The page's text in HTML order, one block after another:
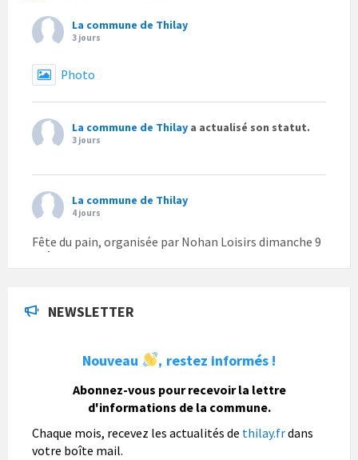
La commune de Thilay
3 jours
Photo
La commune de Thilay a actualisé son statut.
3 jours
La commune de Thilay
4 jours
Fête du pain, organisée par Nohan Loisirs dimanche 9
août.
La commune de Thilay souhaite associer sa
population mais également les visiteurs à son
bulletin municipal annuel en organisant un concours
photo gratuit OUVERT À TOUS.
Vous pouvez envoyer vos photo...Lire la suite
NEWSLETTER
Nouveau , restez informés !
Abonnez-vous pour recevoir la lettre
d'informations de la commune.
Chaque mois, recevez les actualités de thilay.frdans
votre boîte mail.